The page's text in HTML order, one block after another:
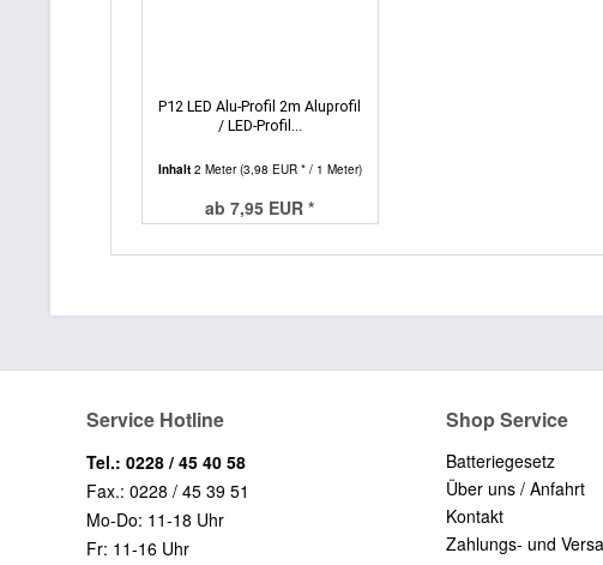
P12 LED Alu-Profil 2m Aluprofil
/ LED-Profil...
Inhalt 2 Meter(3,98 EUR * / 1 Meter)
ab 7,95 EUR *
Service Hotline
Tel.: 0228 / 45 40 58
Fax.: 0228 / 45 39 51
Mo-Do: 11-18 Uhr
Fr: 11-16 Uhr
Shop Service
Batteriegesetz
Über uns / Anfahrt
Kontakt
Zahlungs- und